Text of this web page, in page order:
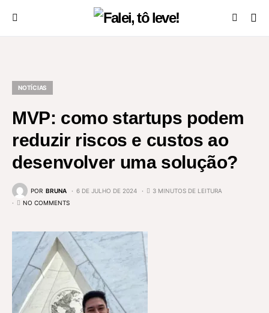
NOTÍCIAS
MVP: como startups podem
reduzir riscos e custos ao
desenvolver uma solução?
POR BRUNA 6 DE JULHO DE 2024
3 MINUTOS DE LEITURA
NO COMMENTS